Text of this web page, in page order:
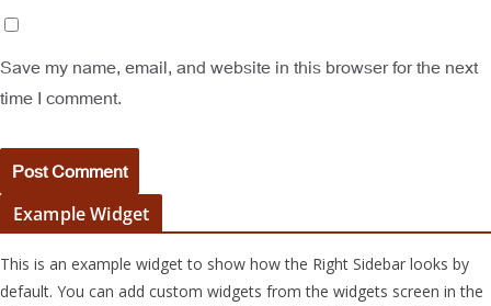
Save my name, email, and website in this browser for the next
time I comment.
Example Widget
This is an example widget to show how the Right Sidebar looks by
default. You can add custom widgets from the widgets screen in the